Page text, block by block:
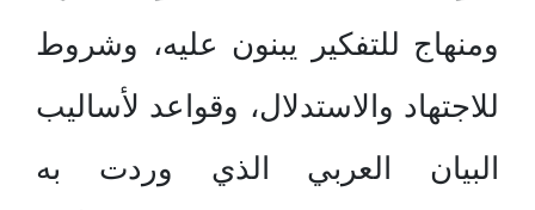
ومنهاج للتفكير يبنون عليه، وشروط
للاجتهاد والاستدلال، وقواعد لأساليب
البيان العربي الذي وردت به